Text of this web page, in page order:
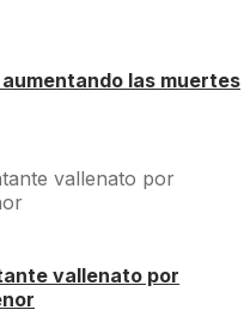
las muertes
vallenato por